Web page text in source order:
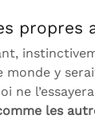
propres
monde y
ne
les